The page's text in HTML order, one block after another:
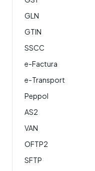
GLN
GTIN
SSCC
e-Factura
e-Transport
Peppol
AS2
VAN
OFTP2
SFTP